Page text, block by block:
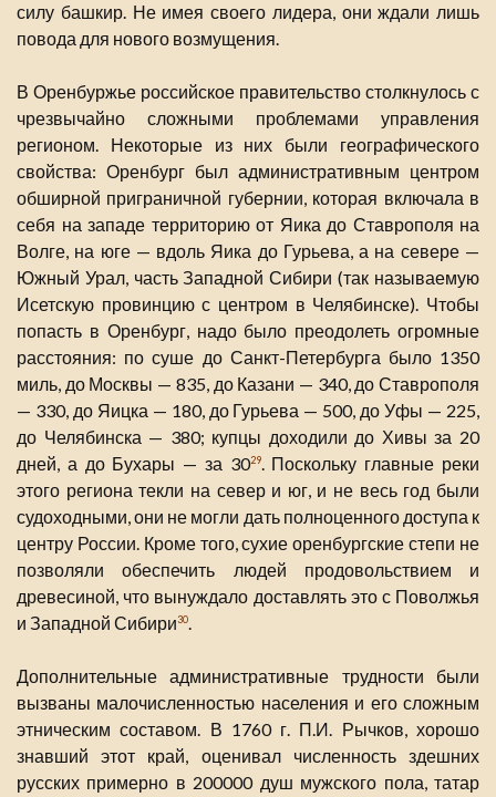
силу башкир. Не имея своего лидера, они ждали лишь
повода для нового возмущения.
В Оренбуржье российское правительство столкнулось с
чрезвычайно сложными проблемами управления
регионом. Некоторые из них были географического
свойства: Оренбург был административным центром
обширной приграничной губернии, которая включала в
себя на западе территорию от Яика до Ставрополя на
Волге, на юге — вдоль Яика до Гурьева, а на севере —
Южный Урал, часть Западной Сибири (так называемую
Исетскую провинцию с центром в Челябинске). Чтобы
попасть в Оренбург, надо было преодолеть огромные
расстояния: по суше до Санкт-Петербурга было 1350
миль, до Москвы — 835, до Казани — 340, до Ставрополя
— 330, до Яицка — 180, до Гурьева — 500, до Уфы — 225,
до Челябинска — 380; купцы доходили до Хивы за 20
дней, а до Бухары — за 3029. Поскольку главные реки
этого региона текли на север и юг, и не весь год были
судоходными, они не могли дать полноценного доступа к
центру России. Кроме того, сухие оренбургские степи не
позволяли обеспечить людей продовольствием и
древесиной, что вынуждало доставлять это с Поволжья
и Западной Сибири30.
Дополнительные административные трудности были
вызваны малочисленностью населения и его сложным
этническим составом. В 1760 г. П.И. Рычков, хорошо
знавший этот край, оценивал численность здешних
русских примерно в 200000 душ мужского пола, татар